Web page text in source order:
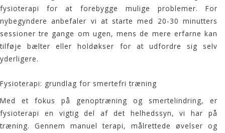
fysioterapi for at forebygge mulige problemer. For
nybegyndere anbefaler vi at starte med 20-30 minutters
sessioner tre gange om ugen, mens de mere erfarne kan
tilføje bælter eller holdøkser for at udfordre sig selv
yderligere.
Fysioterapi: grundlag for smertefri træning
Med et fokus på genoptræning og smertelindring, er
fysioterapi en vigtig del af det helhedssyn, vi har på
træning. Gennem manuel terapi, målrettede øvelser og